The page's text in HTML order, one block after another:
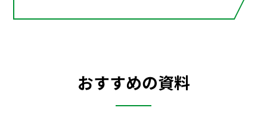
おすすめの資料